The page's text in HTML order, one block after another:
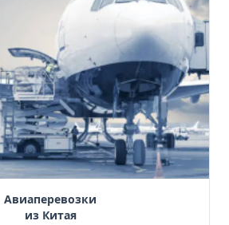
Авиаперевозки
из Китая